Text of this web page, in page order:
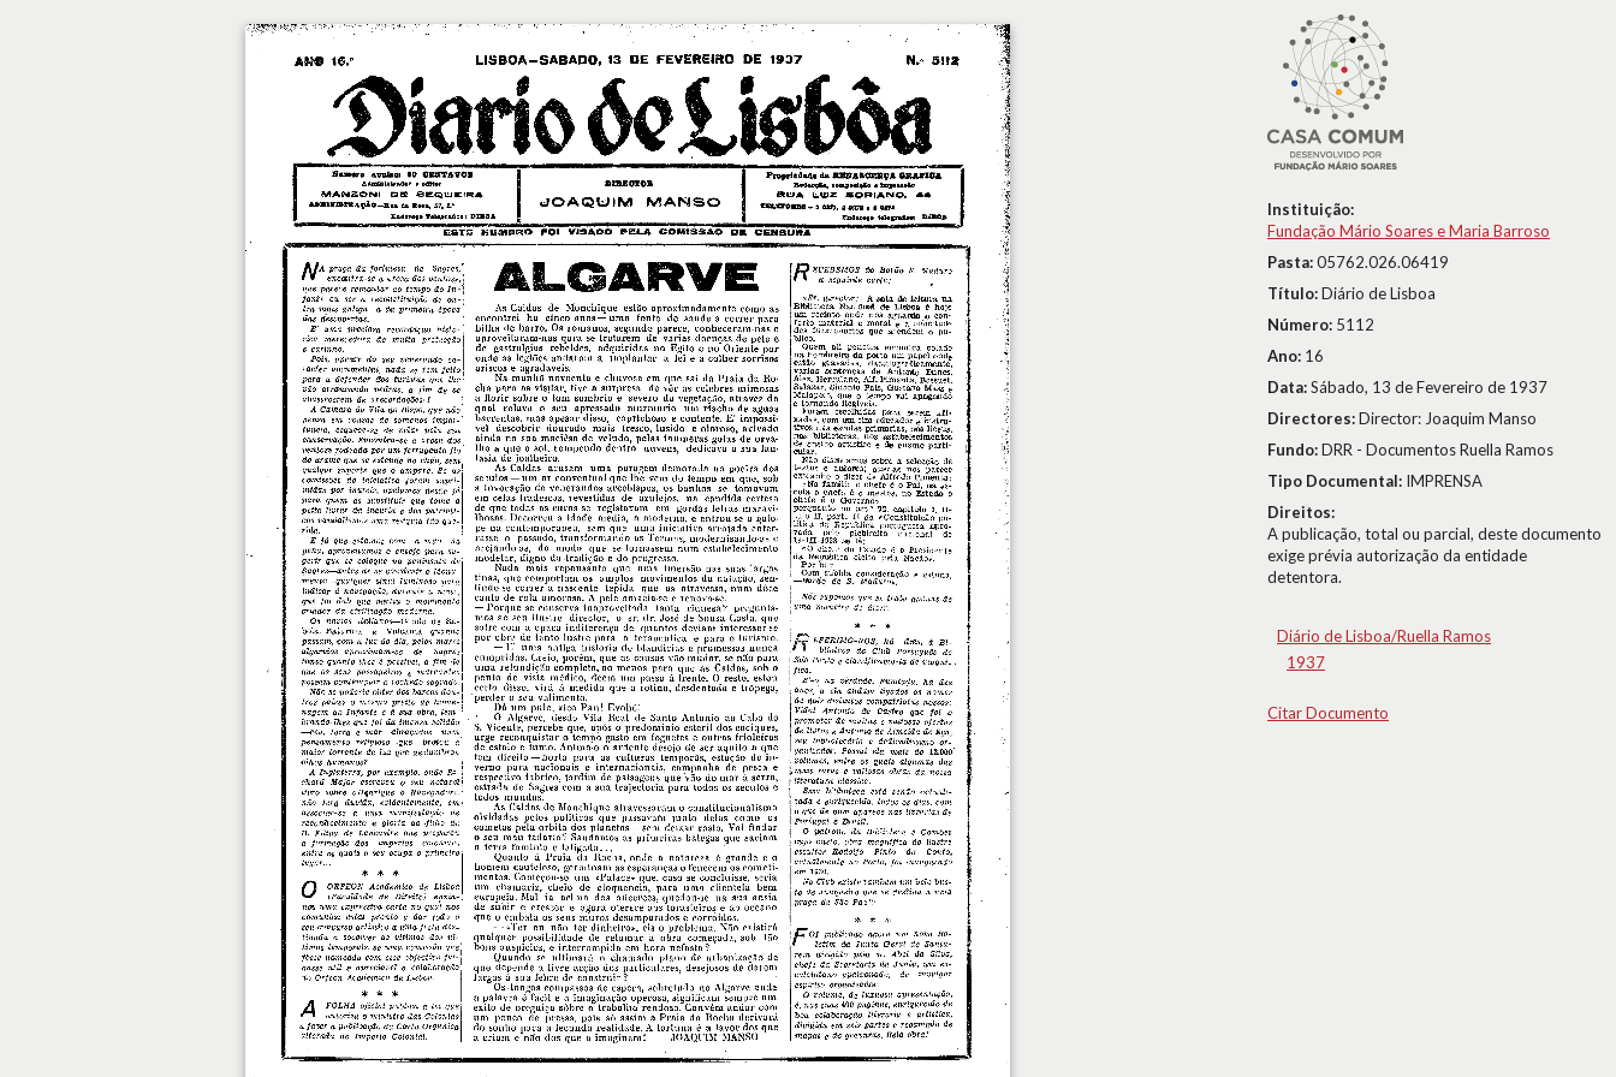
Instituição:
Fundação Mário Soares e Maria Barroso
Pasta:05762.026.06419
Título:Diário de Lisboa
Número: 5112
Ano: 16
Data:Sábado, 13 de Fevereiro de 1937
Directores:Director: Joaquim Manso
Fundo:DRR - Documentos Ruella Ramos
Tipo Documental: IMPRENSA
Direitos:
A publicação, total ou parcial, deste documento
exige prévia autorização da entidade
detentora.
Diário de Lisboa/Ruella Ramos
1937
Citar Documento